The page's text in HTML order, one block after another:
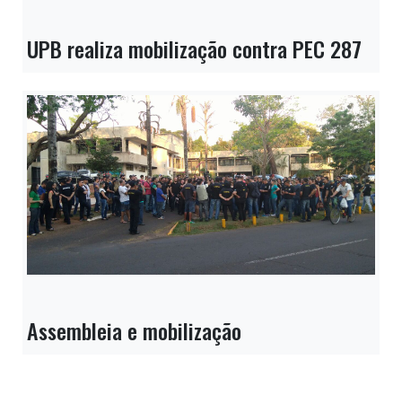
UPB realiza mobilização contra PEC 287
Assembleia e mobilização